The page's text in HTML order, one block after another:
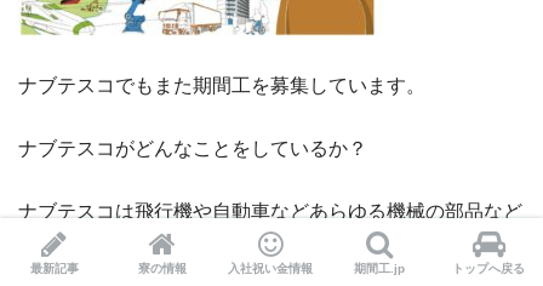
ナブテスコでもまた期間工を募集しています。
ナブテスコがどんなことをしているか？
ナブテスコは飛行機や自動車などあらゆる機械の部品など
を作っているメーカーです。
最新記事 寮の情報 入社祝い金情報 期間工.jp トップへ戻る